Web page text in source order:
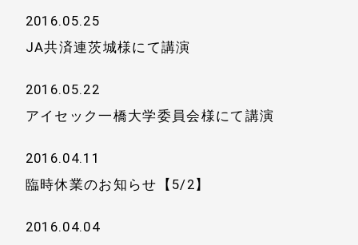
2016.05.25
JA共済連茨城様にて講演
2016.05.22
アイセック一橋大学委員会様にて講演
2016.04.11
臨時休業のお知らせ【5/2】
2016.04.04